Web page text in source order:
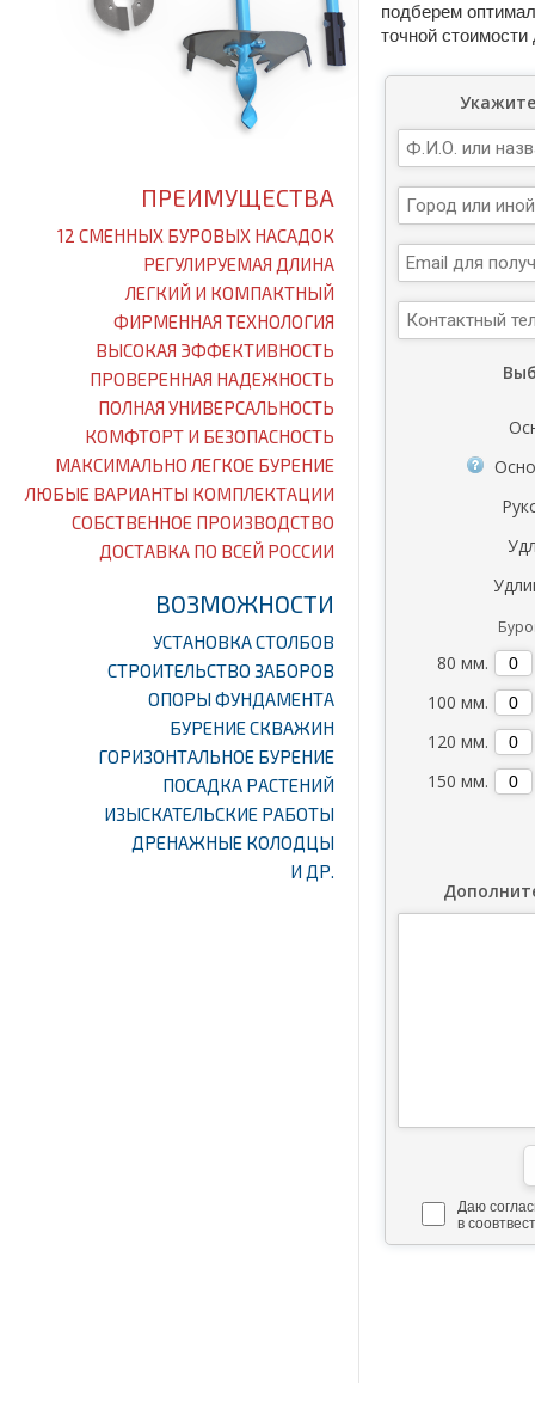
ПРЕИМУЩЕСТВА
12 СМЕННЫХ БУРОВЫХ НАСАДОК
РЕГУЛИРУЕМАЯ ДЛИНА
ЛЕГКИЙ И КОМПАКТНЫЙ
ФИРМЕННАЯ ТЕХНОЛОГИЯ
ВЫСОКАЯ ЭФФЕКТИВНОСТЬ
ПРОВЕРЕННАЯ НАДЕЖНОСТЬ
ПОЛНАЯ УНИВЕРСАЛЬНОСТЬ
КОМФТОРТ И БЕЗОПАСНОСТЬ
МАКСИМАЛЬНО ЛЕГКОЕ БУРЕНИЕ
ЛЮБЫЕ ВАРИАНТЫ КОМПЛЕКТАЦИИ
СОБСТВЕННОЕ ПРОИЗВОДСТВО
ДОСТАВКА ПО ВСЕЙ РОССИИ
ВОЗМОЖНОСТИ
УСТАНОВКА СТОЛБОВ
СТРОИТЕЛЬСТВО ЗАБОРОВ
ОПОРЫ ФУНДАМЕНТА
БУРЕНИЕ СКВАЖИН
ГОРИЗОНТАЛЬНОЕ БУРЕНИЕ
ПОСАДКА РАСТЕНИЙ
ИЗЫСКАТЕЛЬСКИЕ РАБОТЫ
ДРЕНАЖНЫЕ КОЛОДЦЫ
И ДР.
подберем
точной стоимости
80 мм.
100 мм.
120 мм.
150 мм.
Даю
в